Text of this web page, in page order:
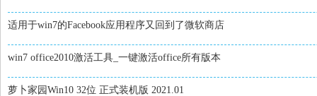
适用于win7的Facebook应用程序又回到了微软商店
win7 office2010激活工具_一键激活office所有版本
萝卜家园Win10 32位 正式装机版 2021.01